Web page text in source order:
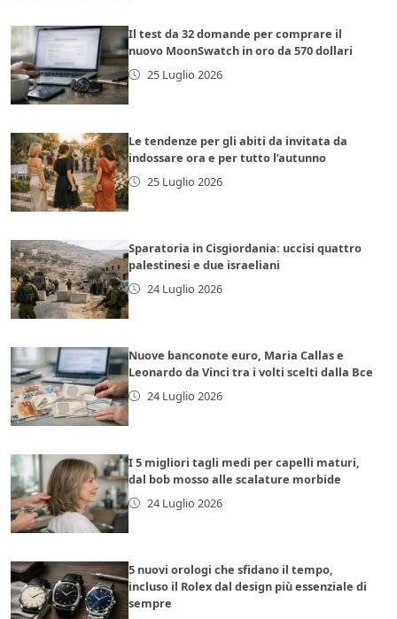
Il test da 32 domande per comprare il
nuovo MoonSwatch in oro da 570 dollari
25 Luglio 2026
Le tendenze per gli abiti da invitata da
indossare ora e per tutto l’autunno
25 Luglio 2026
Sparatoria in Cisgiordania: uccisi quattro
palestinesi e due israeliani
24 Luglio 2026
Nuove banconote euro, Maria Callas e
Leonardo da Vinci tra i volti scelti dalla Bce
24 Luglio 2026
I 5 migliori tagli medi per capelli maturi,
dal bob mosso alle scalature morbide
24 Luglio 2026
5 nuovi orologi che sfidano il tempo,
incluso il Rolex dal design più essenziale di
sempre